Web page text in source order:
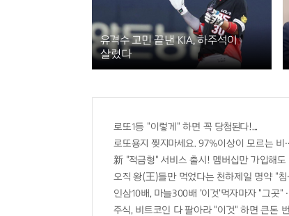
유격수 고민 끝낸 KIA, 하주석이
살렸다
로또1등 "이렇게" 하면 꼭 당첨된다!...
로또용지 찢지마세요. 97%이상이 모르는
新 "적금형" 서비스 출시! 멤버십만 가입해
오직 왕(王)들만 먹었다는 천하제일 명약 "
인삼10배, 마늘300배 '이것'먹자마자 "그곳"
주식, 비트코인 다 팔아라 "이것" 하면 큰돈 번